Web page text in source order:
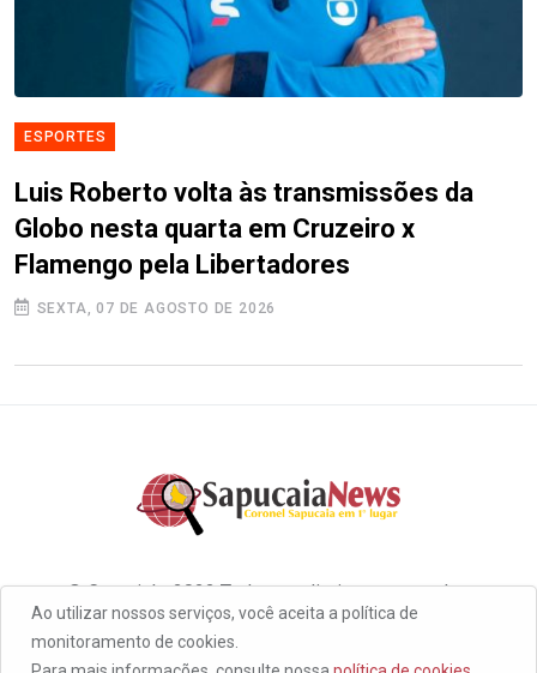
ESPORTES
Luis Roberto volta às transmissões da
Globo nesta quarta em Cruzeiro x
Flamengo pela Libertadores
SEXTA, 07 DE AGOSTO DE 2026
Ao utilizar nossos serviços, você aceita a política de
monitoramento de cookies.
© Copyright 2022 Todos os direitos reservados